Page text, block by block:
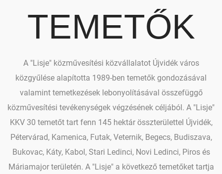
TEMETŐK
A "Lisje" közművesítési közvállalatot Újvidék város
közgyűlése alapította 1989-ben temetők gondozásával
valamint temetkezések lebonyolításával összefüggő
közművesítési tevékenységek végzésének céljából. A "Lisje"
KKV 30 temetőt tart fenn 145 hektár összterülettel Újvidék,
Pétervárad, Kamenica, Futak, Veternik, Begecs, Budiszava,
Bukovac, Káty, Kabol, Stari Ledinci, Novi Ledinci, Piros és
Máriamajor területén. A "Lisje" a következő temetőket tartja